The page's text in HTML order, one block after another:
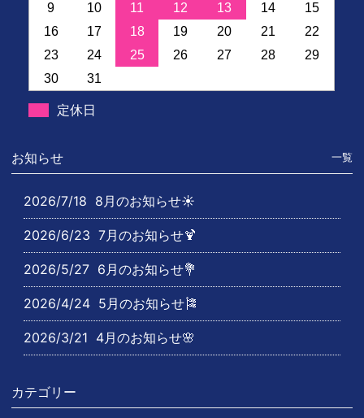
9
10 11 12 13 14
15
16
17 18 19 20 21
22
23
24 25 26 27 28
29
30
31
定休日
お知らせ 一覧
2026/7/18 8月のお知らせ☀️
2026/6/23 7月のお知らせ🍹
2026/5/27 6月のお知らせ💐
2026/4/24 5月のお知らせ🎏
2026/3/21 4月のお知らせ🌸
カテゴリー